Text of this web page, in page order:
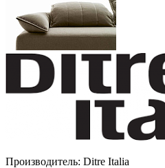
Производитель: Ditre Italia